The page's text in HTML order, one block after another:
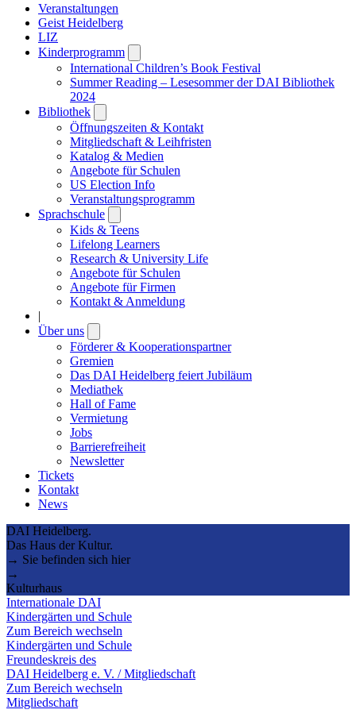
Veranstaltungen
Geist Heidelberg
LIZ
Kinderprogramm
submenu
International Children’s Book Festival
Summer Reading – Lesesommer der DAI Bibliothek
2024
Bibliothek
submenu
Öffnungszeiten & Kontakt
Mitgliedschaft & Leihfristen
Katalog & Medien
Angebote für Schulen
US Election Info
Veranstaltungsprogramm
Sprachschule
submenu
Kids & Teens
Lifelong Learners
Research & University Life
Angebote für Schulen
Angebote für Firmen
Kontakt & Anmeldung
|
Über uns
submenu
Förderer & Kooperationspartner
Gremien
Das DAI Heidelberg feiert Jubiläum
Mediathek
Hall of Fame
Vermietung
Jobs
Barrierefreiheit
Newsletter
Tickets
Kontakt
News
DAI Heidelberg.
Das Haus der Kultur.
→ Sie befinden sich hier
→
Kulturhaus
Internationale DAI
Kindergärten und Schule
Zum Bereich wechseln
Kindergärten und Schule
Freundeskreis des
DAI Heidelberg e. V. / Mitgliedschaft
Zum Bereich wechseln
Mitgliedschaft